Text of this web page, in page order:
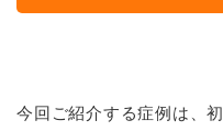
今回ご紹介する症例は、